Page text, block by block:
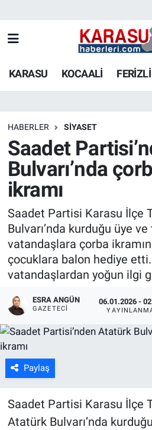
KARASU KOCAALİ FERİZLİ
HABERLER SİYASET
Saadet
Bulvarı’nda
ikramı
Saadet Partisi Karasu İlçe
Bulvarı’nda kurduğu üye ve
vatandaşlara çorba
çocuklara balon hediye
vatandaşlardan yoğun ilgi
ESRA ANGÜN
GAZETECI
06.01.2026 -
Paylaş
Saadet Partisi Karasu İlçe
Atatürk Bulvarı’nda